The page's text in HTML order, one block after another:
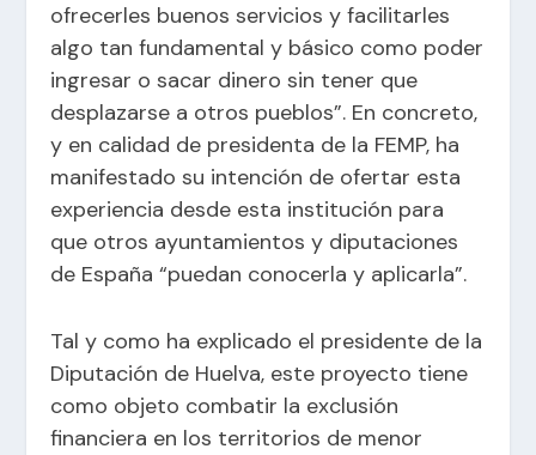
ofrecerles buenos servicios y facilitarles
algo tan fundamental y básico como poder
ingresar o sacar dinero sin tener que
desplazarse a otros pueblos”. En concreto,
y en calidad de presidenta de la FEMP, ha
manifestado su intención de ofertar esta
experiencia desde esta institución para
que otros ayuntamientos y diputaciones
de España “puedan conocerla y aplicarla”.
Tal y como ha explicado el presidente de la
Diputación de Huelva, este proyecto tiene
como objeto combatir la exclusión
financiera en los territorios de menor